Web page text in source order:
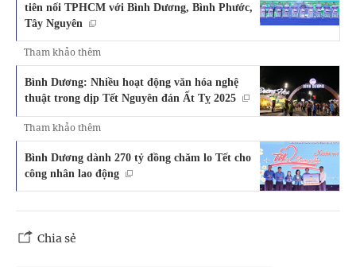
tiên nối TPHCM với Bình Dương, Bình Phước,
Tây Nguyên
Tham khảo thêm
Bình Dương: Nhiều hoạt động văn hóa nghệ
thuật trong dịp Tết Nguyên đán Ất Tỵ 2025
Tham khảo thêm
Bình Dương dành 270 tỷ đồng chăm lo Tết cho
công nhân lao động
Chia sẻ